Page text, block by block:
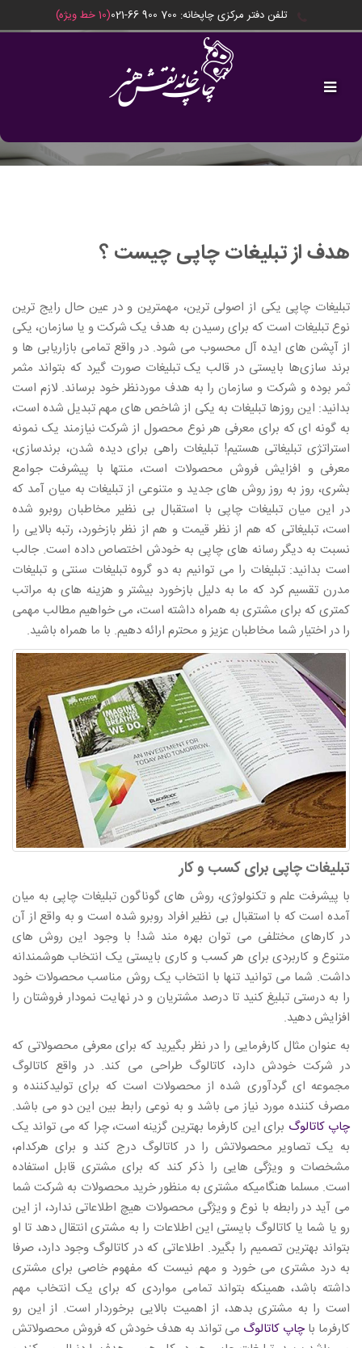
تلفن دفتر مرکزی چاپخانه: ‎021-66 900 700 (10 خط ویژه)
مقالات
هدف از تبلیغات چاپی چیست ؟
تبلیغات چاپی یکی از اصولی ترین، مهمترین و در عین حال رایج ترین
نوع تبلیغات است که برای رسیدن به هدف یک شرکت و یا سازمان، یکی
از آپشن های ایده آل محسوب می شود. در واقع تمامی بازاریابی ها و
برند سازی‌ها بایستی در قالب یک تبلیغات صورت گیرد که بتواند مثمر
ثمر بوده و شرکت و سازمان را به هدف موردنظر خود برساند. لازم است
بدانید: این روزها تبلیغات به یکی از شاخص های مهم تبدیل شده است،
به گونه ای که برای معرفی هر نوع محصول از شرکت نیازمند یک نمونه
استراتژی تبلیغاتی هستیم! تبلیغات راهی برای دیده شدن، برندسازی،
معرفی و افزایش فروش محصولات است، منتها با پیشرفت جوامع
بشری، روز به روز روش های جدید و متنوعی از تبلیغات به میان آمد که
در این میان تبلیغات چاپی با استقبال بی نظیر مخاطبان روبرو شده
است، تبلیغاتی که هم از نظر قیمت و هم از نظر بازخورد، رتبه بالایی را
نسبت به دیگر رسانه های چاپی به خودش اختصاص داده است. جالب
است بدانید: تبلیغات را می توانیم به دو گروه تبلیغات سنتی و تبلیغات
مدرن تقسیم کرد که ما به دلیل بازخورد بیشتر و هزینه های به مراتب
کمتری که برای مشتری به همراه داشته است، می خواهیم مطالب مهمی
را در اختیار شما مخاطبان عزیز و محترم ارائه دهیم. با ما همراه باشید.
تبلیغات چاپی برای کسب و کار
با پیشرفت علم و تکنولوژی، روش های گوناگون تبلیغات چاپی به میان
آمده است که با استقبال بی نظیر افراد روبرو شده است و به واقع از آن
در کارهای مختلفی می توان بهره مند شد! با وجود این روش های
متنوع و کاربردی برای هر کسب و کاری بایستی یک انتخاب هوشمندانه
داشت. شما می توانید تنها با انتخاب یک روش مناسب محصولات خود
را به درستی تبلیغ کنید تا درصد مشتریان و در نهایت نمودار فروشتان را
افزایش دهید.
به عنوان مثال کارفرمایی را در نظر بگیرید که برای معرفی محصولاتی که
در شرکت خودش دارد، کاتالوگ طراحی می کند. در واقع کاتالوگ
مجموعه ای گردآوری شده از محصولات است که برای تولیدکننده و
مصرف کننده مورد نیاز می باشد و به نوعی رابط بین این دو می باشد.
چاپ کاتالوگ برای این کارفرما بهترین گزینه است، چرا که می تواند یک
به یک تصاویر محصولاتش را در کاتالوگ درج کند و برای هرکدام،
مشخصات و ویژگی هایی را ذکر کند که برای مشتری قابل استفاده
است. مسلما هنگامیکه مشتری به منظور خرید محصولات به شرکت شما
می آید در رابطه با نوع و ویژگی محصولات هیچ اطلاعاتی ندارد، از این
رو یا شما یا کاتالوگ بایستی این اطلاعات را به مشتری انتقال دهد تا او
بتواند بهترین تصمیم را بگیرد. اطلاعاتی که در کاتالوگ وجود دارد، صرفا
به درد مشتری می خورد و مهم نیست که مفهوم خاصی برای مشتری
داشته باشد، همینکه بتواند تمامی مواردی که برای یک انتخاب مهم
است را به مشتری بدهد، از اهمیت بالایی برخوردار است. از این رو
کارفرما باچاپ کاتالوگ می تواند به هدف خودش که فروش محصولاتش